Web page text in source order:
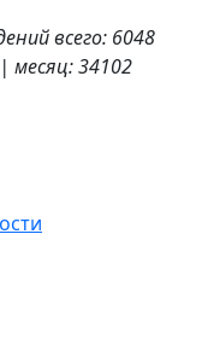
всего: 6048
| месяц:34102